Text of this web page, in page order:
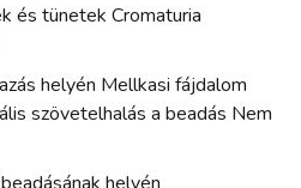
és tünetek Cromaturia
helyén Mellkasi fájdalom
szövetelhalás a beadás Nem